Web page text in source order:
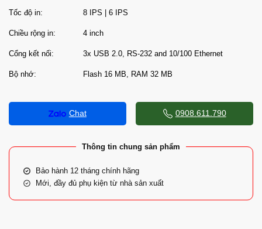
Tốc độ in: 8 IPS | 6 IPS
Chiều rộng in: 4 inch
Cổng kết nối: 3x USB 2.0, RS-232 and 10/100 Ethernet
Bộ nhớ: Flash 16 MB, RAM 32 MB
Chat 0908.611.790
Thông tin chung sản phẩm
Bảo hành 12 tháng chính hãng
Mới, đầy đủ phụ kiện từ nhà sản xuất